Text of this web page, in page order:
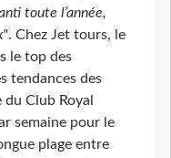
toute l’année,
. Chez Jet tours, le
le top des
tendances des
Club Royal
semaine pour le
plage entre